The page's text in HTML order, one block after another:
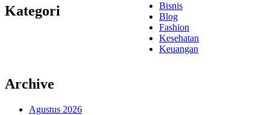
Kategori
Bisnis
Blog
Fashion
Kesehatan
Keuangan
Archive
Agustus 2026